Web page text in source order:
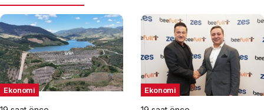
Ekonomi Ekonomi